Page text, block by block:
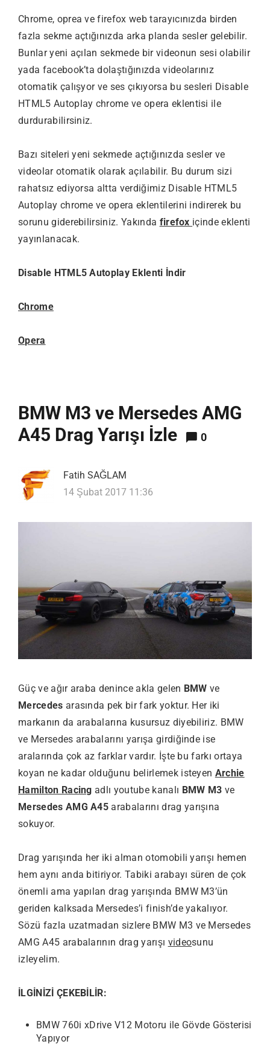
Chrome, oprea ve firefox web tarayıcınızda birden
fazla sekme açtığınızda arka planda sesler gelebilir.
Bunlar yeni açılan sekmede bir videonun sesi olabilir
yada facebook’ta dolaştığınızda videolarınız
otomatik çalışyor ve ses çıkıyorsa bu sesleri Disable
HTML5 Autoplay chrome ve opera eklentisi ile
durdurabilirsiniz.
Bazı siteleri yeni sekmede açtığınızda sesler ve
videolar otomatik olarak açılabilir. Bu durum sizi
rahatsız ediyorsa altta verdiğimiz Disable HTML5
Autoplay chrome ve opera eklentilerini indirerek bu
sorunu giderebilirsiniz. Yakında firefox içinde eklenti
yayınlanacak.
Disable HTML5 Autoplay Eklenti İndir
Chrome
Opera
BMW M3 ve Mersedes AMG
A45 Drag Yarışı İzle
0
Fatih SAĞLAM
14 Şubat 2017 11:36
Güç ve ağır araba denince akla gelen BMW ve
Mercedes arasında pek bir fark yoktur. Her iki
markanın da arabalarına kusursuz diyebiliriz. BMW
ve Mersedes arabalarını yarışa girdiğinde ise
aralarında çok az farklar vardır. İşte bu farkı ortaya
koyan ne kadar olduğunu belirlemek isteyen Archie
Hamilton Racing adlı youtube kanalı BMW M3 ve
Mersedes AMG A45 arabalarını drag yarışına
sokuyor.
Drag yarışında her iki alman otomobili yarışı hemen
hem aynı anda bitiriyor. Tabiki arabayı süren de çok
önemli ama yapılan drag yarışında BMW M3’ün
geriden kalksada Mersedes’i finish’de yakalıyor.
Sözü fazla uzatmadan sizlere BMW M3 ve Mersedes
AMG A45 arabalarının drag yarışı videosunu
izleyelim.
İLGİNİZİ ÇEKEBİLİR:
BMW 760i xDrive V12 Motoru ile Gövde Gösterisi
Yapıyor